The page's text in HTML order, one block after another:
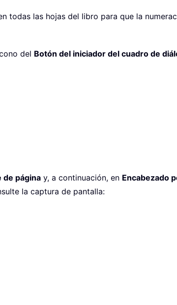
todas las hojas del libro para que la
del Botón del iniciador del cuadro de
de página y, a continuación, en Encabezado
la captura de pantalla: